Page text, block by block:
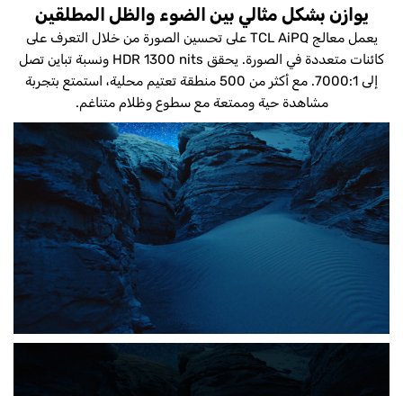
يوازن بشكل مثالي بين الضوء والظل المطلقين
يعمل معالج TCL AiPQ على تحسين الصورة من خلال التعرف على
كائنات متعددة في الصورة. يحقق HDR 1300 nits ونسبة تباين تصل
إلى 7000:1. مع أكثر من 500 منطقة تعتيم محلية، استمتع بتجربة
مشاهدة حية وممتعة مع سطوع وظلام متناغم.